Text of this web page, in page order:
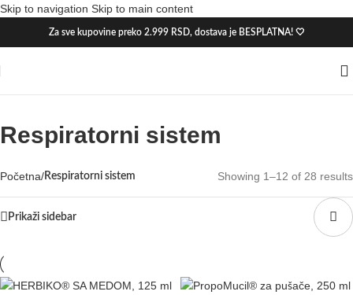
Skip to navigation Skip to main content
Za sve kupovine preko 2.999 RSD, dostava je BESPLATNA! 🤍
Respiratorni sistem
Početna/Respiratorni sistem Showing 1–12 of 28 results
Prikaži sidebar